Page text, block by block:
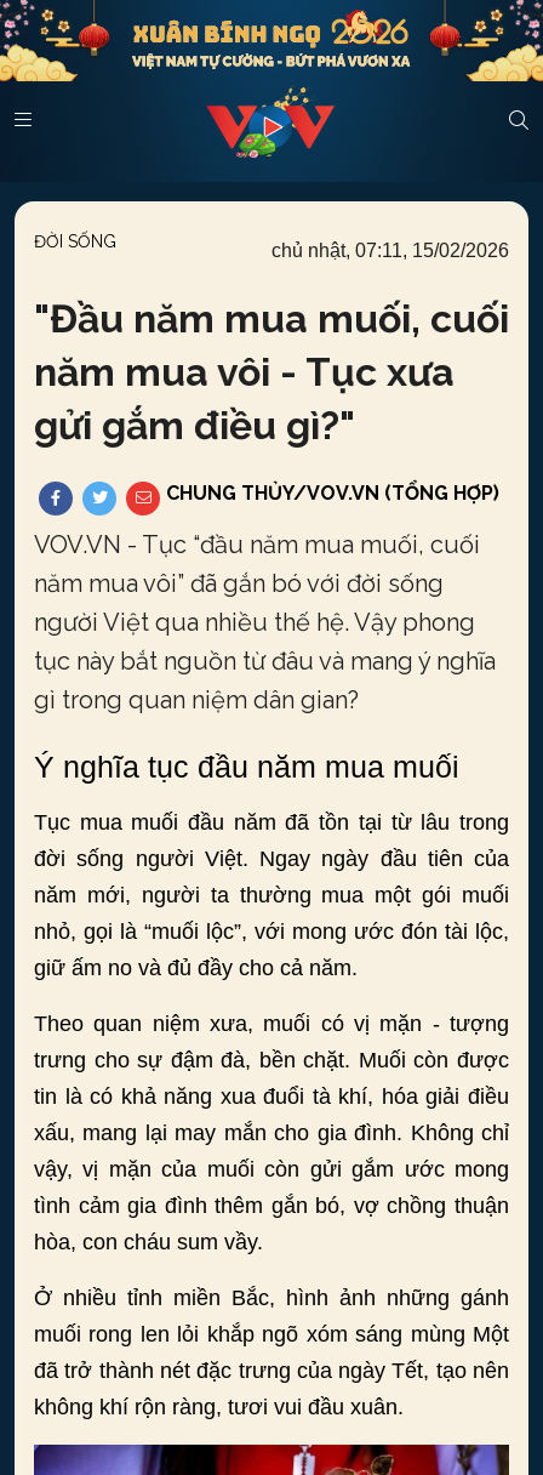
ĐỜI SỐNG chủ nhật, 07:11, 15/02/2026
"Đầu năm mua muối, cuối
năm mua vôi - Tục xưa
gửi gắm điều gì?"
CHUNG THỦY/VOV.VN (TỔNG HỢP)
VOV.VN - Tục “đầu năm mua muối, cuối
năm mua vôi” đã gắn bó với đời sống
người Việt qua nhiều thế hệ. Vậy phong
tục này bắt nguồn từ đâu và mang ý nghĩa
gì trong quan niệm dân gian?
Ý nghĩa tục đầu năm mua muối
Tục mua muối đầu năm đã tồn tại từ lâu trong
đời sống người Việt. Ngay ngày đầu tiên của
năm mới, người ta thường mua một gói muối
nhỏ, gọi là “muối lộc”, với mong ước đón tài lộc,
giữ ấm no và đủ đầy cho cả năm.
Theo quan niệm xưa, muối có vị mặn - tượng
trưng cho sự đậm đà, bền chặt. Muối còn được
tin là có khả năng xua đuổi tà khí, hóa giải điều
xấu, mang lại may mắn cho gia đình. Không chỉ
vậy, vị mặn của muối còn gửi gắm ước mong
tình cảm gia đình thêm gắn bó, vợ chồng thuận
hòa, con cháu sum vầy.
Ở nhiều tỉnh miền Bắc, hình ảnh những gánh
muối rong len lỏi khắp ngõ xóm sáng mùng Một
đã trở thành nét đặc trưng của ngày Tết, tạo nên
không khí rộn ràng, tươi vui đầu xuân.